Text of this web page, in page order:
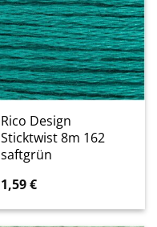
Rico Design
Sticktwist 8m 162
saftgrün
1,59€